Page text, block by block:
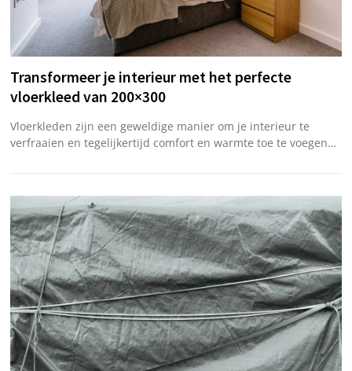
Transformeer je interieur met het perfecte
vloerkleed van 200×300
Vloerkleden zijn een geweldige manier om je interieur te
verfraaien en tegelijkertijd comfort en warmte toe te voegen…